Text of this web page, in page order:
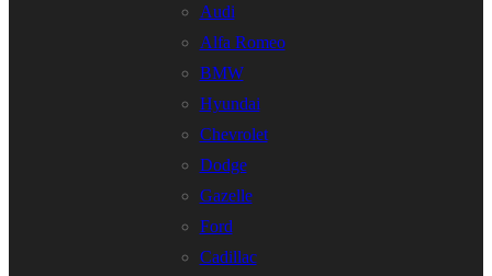
Audi
Alfa Romeo
BMW
Hyundai
Chevrolet
Dodge
Gazelle
Ford
Cadillac